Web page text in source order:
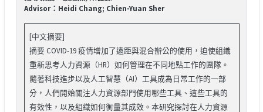
Advisor：Heidi Chang; Chien-Yuan Sher
[中文摘要]
摘要 COVID-19 疫情增加了遠距與混合辦公的使用，迫使組織
重新思考人力資源（HR）如何管理在不同地點工作的團隊。
隨著科技進步以及人工智慧（AI）工具成為日常工作的一部
分，人們開始關注人力資源部門使用哪些工具、這些工具的
有效性，以及組織如何衡量其成效。本研究探討在人力資源